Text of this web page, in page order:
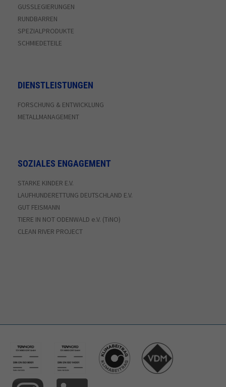
GUSSLEGIERUNGEN
RUNDBARREN
SPEZIALPRODUKTE
SCHMIEDETEILE
DIENSTLEISTUNGEN
FORSCHUNG & ENTWICKLUNG
METALLMANAGEMENT
SOZIALES ENGAGEMENT
STARKE KINDER E.V.
LAUFHUNDERETTUNG DEUTSCHLAND E.V.
GUT FEISMANN
TIERE IN NOT ODENWALD e.V. (TiNO)
CLEAN RIVER PROJECT